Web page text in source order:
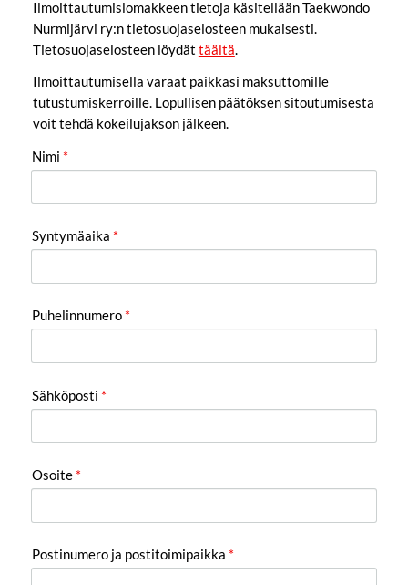
Ilmoittautumislomakkeen tietoja käsitellään Taekwondo
Nurmijärvi ry:n tietosuojaselosteen mukaisesti.
Tietosuojaselosteen löydät täältä
Ilmoittautumisella varaat paikkasi maksuttomille
tutustumiskerroille. Lopullisen päätöksen sitoutumisesta
voit tehdä kokeilujakson jälkeen.
Nimi *
Syntymäaika *
Puhelinnumero *
Sähköposti *
Osoite *
Postinumero ja postitoimipaikka *